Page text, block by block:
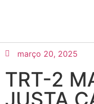
março 20, 2025
TRT-2